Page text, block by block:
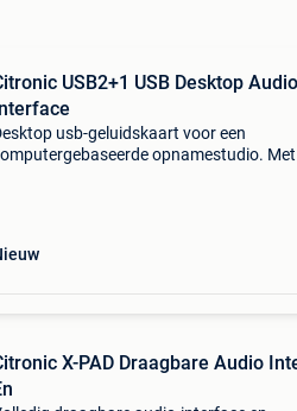
USB2+1 USB Desktop Audio
usb-geluidskaart voor een
opnamestudio. Met
X-PAD Draagbare Audio